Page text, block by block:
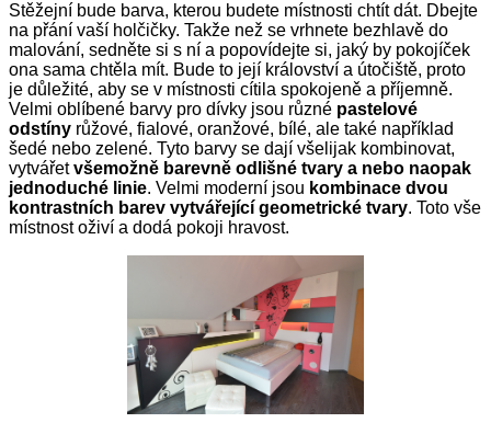
Stěžejní bude barva, kterou budete místnosti chtít dát. Dbejte
na přání vaší holčičky. Takže než se vrhnete bezhlavě do
malování, sedněte si s ní a popovídejte si, jaký by pokojíček
ona sama chtěla mít. Bude to její království a útočiště, proto
je důležité, aby se v místnosti cítila spokojeně a příjemně.
Velmi oblíbené barvy pro dívky jsou různé pastelové
odstíny růžové, fialové, oranžové, bílé, ale také například
šedé nebo zelené. Tyto barvy se dají všelijak kombinovat,
vytvářetvšemožně barevně odlišné tvary a nebo naopak
jednoduché linie. Velmi moderní jsou kombinace dvou
kontrastních barev vytvářející geometrické tvary. Toto vše
místnost oživí a dodá pokoji hravost.